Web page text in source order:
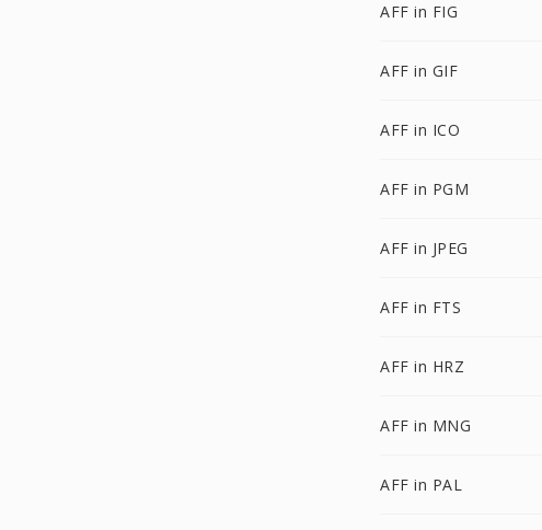
AFF in FIG
AFF in GIF
AFF in ICO
AFF in PGM
AFF in JPEG
AFF in FTS
AFF in HRZ
AFF in MNG
AFF in PAL